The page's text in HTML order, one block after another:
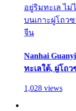
อยู่ริมทะเล ไ
บนเกาะผู่โถว
จีน
Nanhai
ทะเลใต้, ผู่โถ
1,028 views